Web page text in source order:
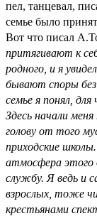
пел, танцевал,
семье было
Вот что писал
притягивают к
родного, и я
бывают споры без
семье я понял,
Здесь начали
голову от того
приходские
атмосфера этого
службу. Я ведь и
взрослых, тоже
крестьянами